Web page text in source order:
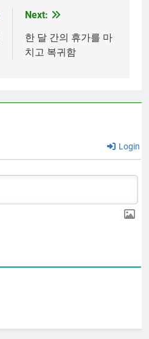
Next:
한 달 간의 휴가를 마
치고 복귀함
Login